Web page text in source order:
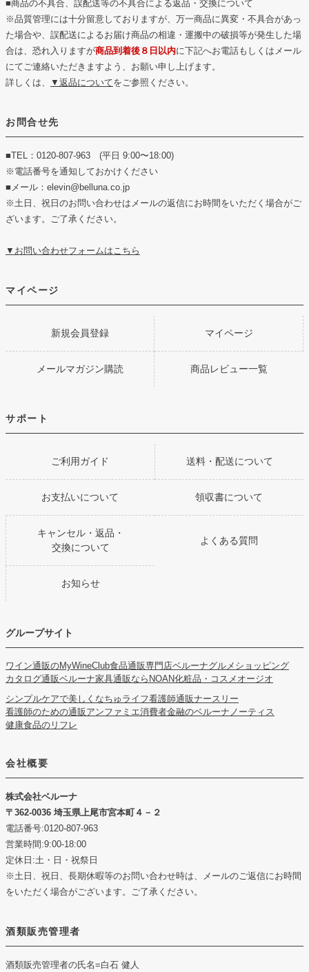
■商品の不具合、誤配送等の不具合による返品・交換について
※品質管理には十分留意しておりますが、万一商品に異変・不具合があっ
た場合や、誤配送によるお届け商品の相違・運搬中の破損等が発生した場
合は、恐れ入りますが商品到着後８日以内に下記へお電話もしくはメール
にてご連絡いただきますよう、お願い申し上げます。
詳しくは、
▼返品についてをご参照ください。
お問合せ先
■TEL：0120-807-963 (平日 9:00〜18:00)
※電話番号を通知しておかけください
■メール：elevin@belluna.co.jp
※土日、祝日のお問い合わせはメールの返信にお時間をいただく場合がご
ざいます。ご了承ください。
▼お問い合わせフォームはこちら
マイページ
新規会員登録 マイページ
メールマガジン購読 商品レビュー一覧
サポート
ご利用ガイド 送料・配送について
お支払いについて 領収書について
キャンセル・返品・
交換について
よくある質問
お知らせ
グループサイト
ワイン通販のMyWineClub食品通販専門店ベルーナグルメショッピング
カタログ通販ベルーナ家具通販ならNOAN化粧品・コスメオージオ
シンプルケアで美しくなちゅライフ看護師通販ナースリー
看護師のための通販アンファミエ消費者金融のベルーナノーティス
健康食品のリフレ
会社概要
株式会社ベルーナ
362-0036 埼玉県上尾市宮本町４－２
電話番号:0120-807-963
営業時間:9:00-18:00
定休日:土・日・祝祭日
※土日、祝日、長期休暇等のお問い合わせ時は、メールのご返信にお時間
をいただく場合がございます。ご了承ください。
酒類販売管理者
酒類販売管理者の氏名=白石 健人